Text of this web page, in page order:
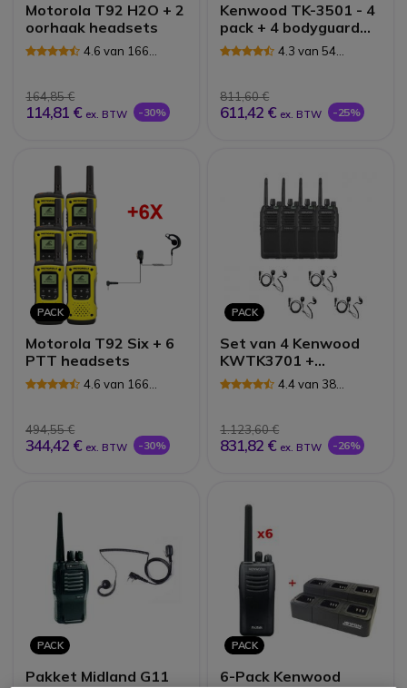
Motorola T92 H2O + 2
oorhaak headsets
4.6 van 166
164,85 €
114,81 € ex. BTW -30%
Kenwood TK-3501 - 4
pack + 4 bodyguard
PTT oortjes4.3 van 54
811,60 €
611,42 € ex. BTW -25%
PACK
Motorola T92 Six + 6
PTT headsets
4.6 van 166
494,55 €
344,42 € ex. BTW -30%
PACK
Set van 4 Kenwood
KWTK3701 +
headsets4.4 van 38
1.123,60 €
831,82 € ex. BTW -26%
PACK
Pakket Midland G11
PACK
6-Pack Kenwood